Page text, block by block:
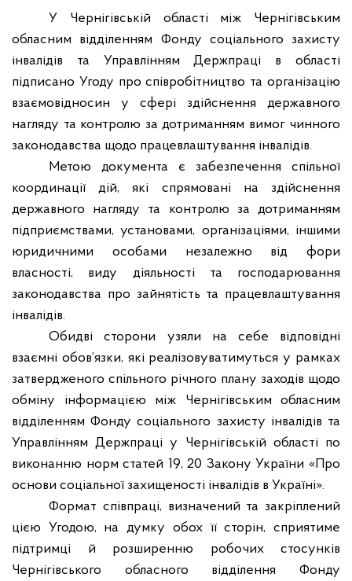
У Чернігівській області між Чернігівським
обласним відділенням Фонду соціального захисту
інвалідів та Управлінням Держпраці в області
підписано Угоду про співробітництво та організацію
взаємовідносин у сфері здійснення державного
нагляду та контролю за дотриманням вимог чинного
законодавства щодо працевлаштування інвалідів.
Метою документа є забезпечення спільної
координації дій, які спрямовані на здійснення
державного нагляду та контролю за дотриманням
підприємствами, установами, організаціями, іншими
юридичними особами незалежно від фори
власності, виду діяльності та господарювання
законодавства про зайнятість та працевлаштування
інвалідів.
Обидві сторони узяли на себе відповідні
взаємні обов’язки, які реалізовуватимуться у рамках
затвердженого спільного річного плану заходів щодо
обміну інформацією між Чернігівським обласним
відділенням Фонду соціального захисту інвалідів та
Управлінням Держпраці у Чернігівській області по
виконанню норм статей 19, 20 Закону України «Про
основи соціальної захищеності інвалідів в Україні».
Формат співпраці, визначений та закріплений
цією Угодою, на думку обох її сторін, сприятиме
підтримці й розширенню робочих стосунків
Чернігівського обласного відділення Фонду